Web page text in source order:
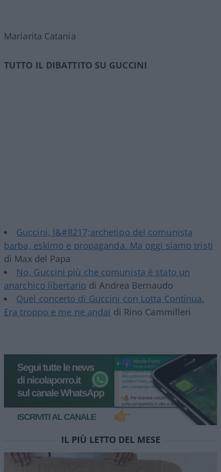
Mariarita Catania
TUTTO IL DIBATTITO SU GUCCINI
Guccini, l&#8217;archetipo del comunista
barba, eskimo e propaganda. Ma oggi siamo tristi
di Max del Papa
No, Guccini più che comunista è stato un
anarchico libertario di Andrea Bernaudo
Quel concerto di Guccini con Lotta Continua.
Era troppo e me ne andai di Rino Cammilleri
IL PIÙ LETTO DEL MESE